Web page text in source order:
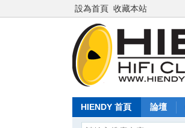
設為首頁 收藏本站
HIENDY 首頁 論壇